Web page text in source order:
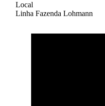
Local
Linha Fazenda Lohmann